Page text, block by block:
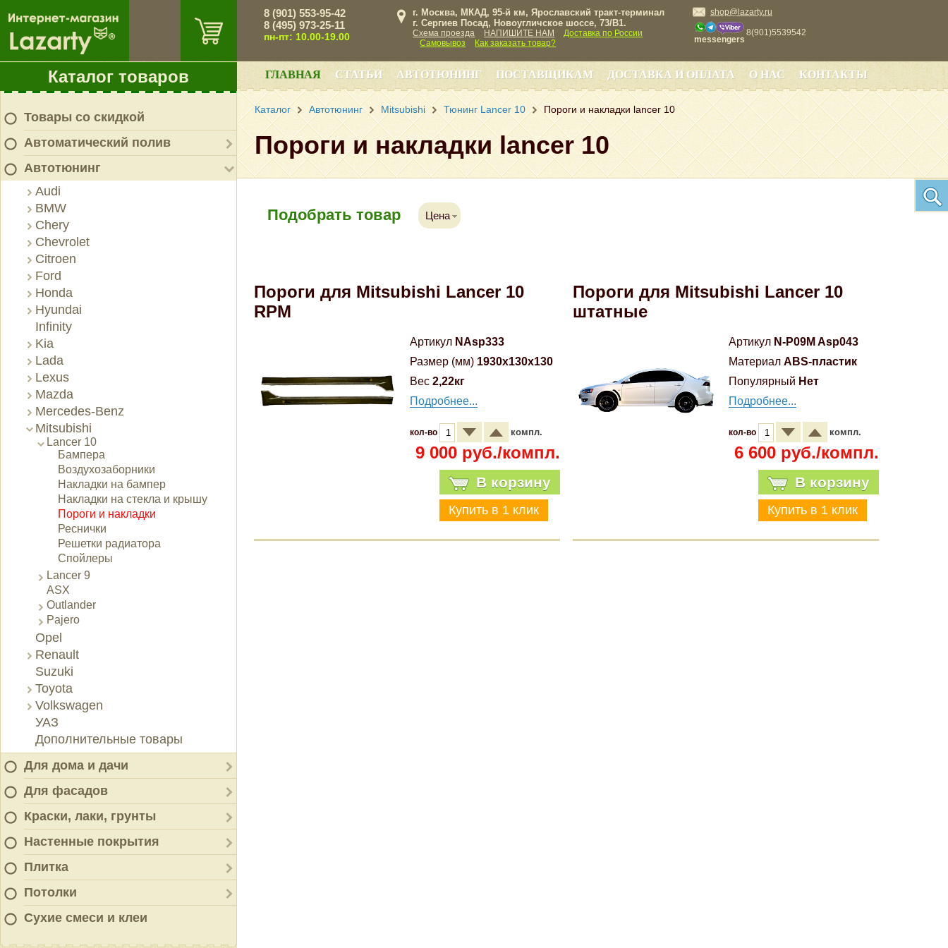
Каталог товаров
Товары со скидкой
Автоматический полив
Автотюнинг
Audi
BMW
Chery
Chevrolet
Citroen
Ford
Honda
Hyundai
Infinity
Kia
Lada
Lexus
Mazda
Mercedes-Benz
Mitsubishi
Lancer 10
Бампера
Воздухозаборники
Накладки на бампер
Накладки на стекла и крышу
Пороги и накладки
Реснички
Решетки радиатора
Спойлеры
Lancer 9
ASX
Outlander
Pajero
Opel
Renault
Suzuki
Toyota
Volkswagen
УАЗ
Дополнительные товары
Для дома и дачи
Для фасадов
Краски, лаки, грунты
Настенные покрытия
Плитка
Потолки
Сухие смеси и клеи
8 (901) 553-95-42
8 (495) 973-25-11
пн-пт: 10.00-19.00
г. Москва, МКАД, 95-й км, Ярославский тракт-терминал
г. Сергиев Посад, Новоугличское шоссе, 73/B1.
Схема проезда НАПИШИТЕ НАМ
Доставка по России
Самовывоз
Как заказать товар?
shop@lazarty.ru
messengers
8(901)5539542
ГЛАВНАЯ СТАТЬИ АВТОТЮНИНГ ПОСТАВЩИКАМ ДОСТАВКА И ОПЛАТА О НАС КОНТАКТЫ
Каталог Автотюнинг Mitsubishi Тюнинг Lancer 10 Пороги и накладки lancer 10
Пороги и накладки lancer 10
Подобрать товар Цена
Пороги для Mitsubishi Lancer 10
RPM
Артикул NAsp333
Размер (мм) 1930x130x130
Вес 2,22кг
Подробнее...
кол-во компл.
9 000 руб./компл.
В корзину
Пороги для Mitsubishi Lancer 10
штатные
Артикул N-P09M Asp043
Материал ABS-пластик
Популярный Нет
Подробнее...
кол-во компл.
6 600 руб./компл.
В корзину